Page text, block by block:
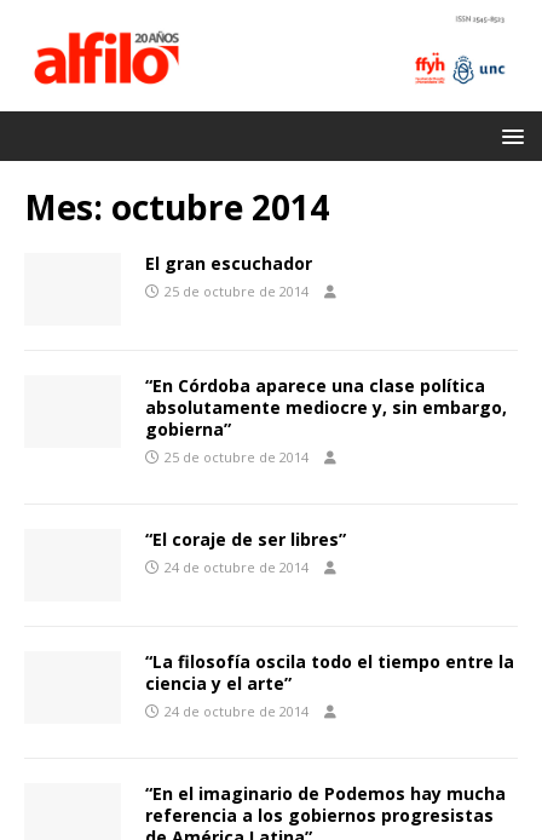
Mes: octubre 2014
El gran escuchador
25 de octubre de 2014
“En Córdoba aparece una clase política
absolutamente mediocre y, sin embargo,
gobierna”
25 de octubre de 2014
“El coraje de ser libres”
24 de octubre de 2014
“La filosofía oscila todo el tiempo entre la
ciencia y el arte”
24 de octubre de 2014
“En el imaginario de Podemos hay mucha
referencia a los gobiernos progresistas